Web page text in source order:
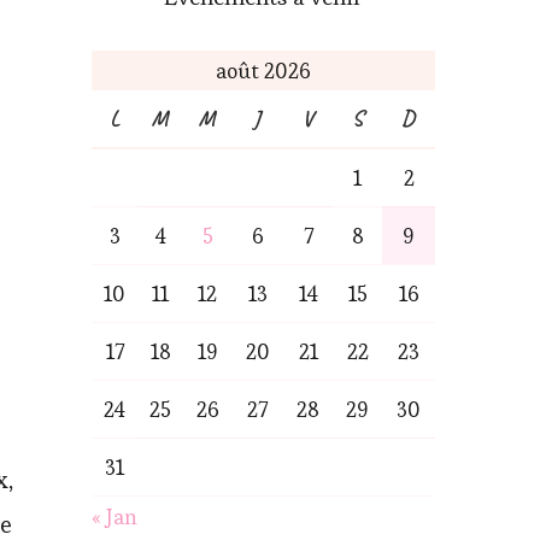
août 2026
L M M J V S D
1 2
3 4 5 6 7 8 9
10 11 12 13 14 15 16
17 18 19 20 21 22 23
24 25 26 27 28 29 30
31
« Jan